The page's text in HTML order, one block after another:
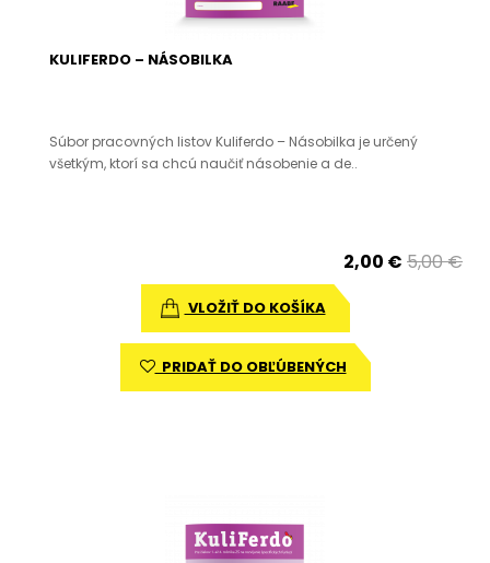
KULIFERDO – NÁSOBILKA
Súbor pracovných listov Kuliferdo – Násobilka je určený
všetkým, ktorí sa chcú naučiť násobenie a de..
2,00 € 5,00 €
VLOŽIŤ DO KOŠÍKA
PRIDAŤ DO OBĽÚBENÝCH